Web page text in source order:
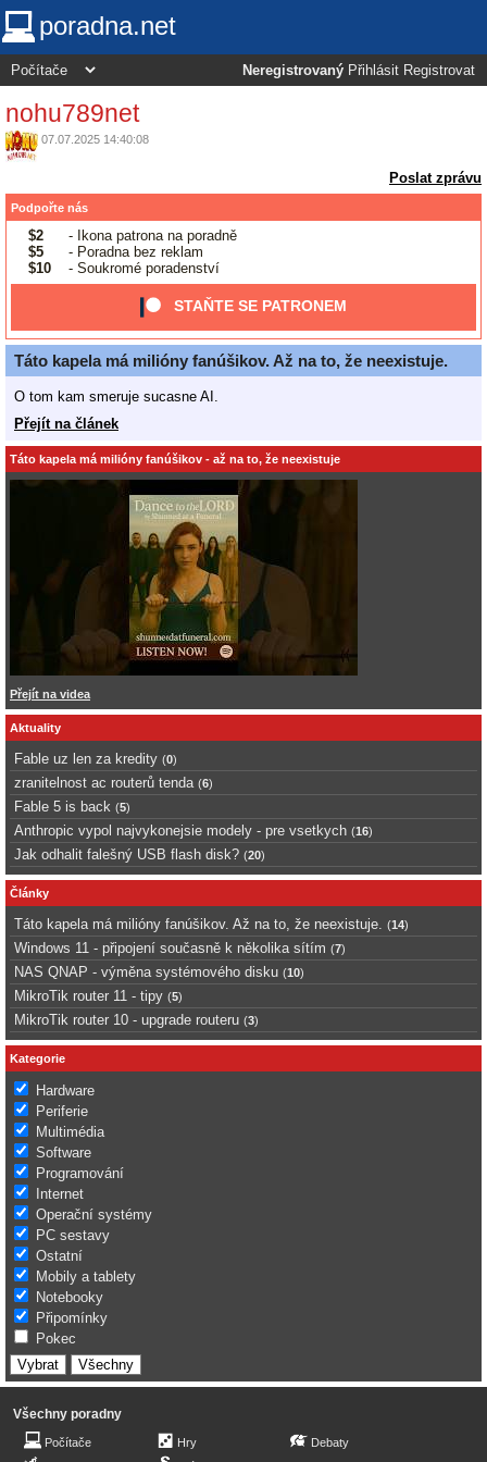
poradna.net
Neregistrovaný Přihlásit Registrovat
nohu789net
07.07.2025 14:40:08
Poslat zprávu
Podpořte nás
$2
- Ikona patrona na poradně
$5
- Poradna bez reklam
$10
- Soukromé poradenství
STAŇTE SE PATRONEM
Táto kapela má milióny fanúšikov. Až na to, že neexistuje.
O tom kam smeruje sucasne AI.
Přejít na článek
Táto kapela má milióny fanúšikov - až na to, že neexistuje
Přejít na videa
Aktuality
Fable uz len za kredity (0)
zranitelnost ac routerů tenda (6)
Fable 5 is back (5)
Anthropic vypol najvykonejsie modely - pre vsetkych (16)
Jak odhalit falešný USB flash disk? (20)
Články
Táto kapela má milióny fanúšikov. Až na to, že neexistuje. (14)
Windows 11 - připojení současně k několika sítím (7)
NAS QNAP - výměna systémového disku (10)
MikroTik router 11 - tipy (5)
MikroTik router 10 - upgrade routeru (3)
Kategorie
Hardware
Periferie
Multimédia
Software
Programování
Internet
Operační systémy
PC sestavy
Ostatní
Mobily a tablety
Notebooky
Připomínky
Pokec
Všechny poradny
Počítače
Hry
Debaty